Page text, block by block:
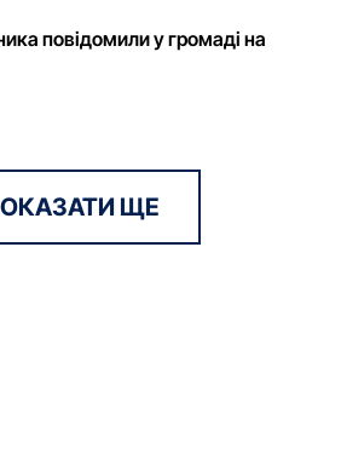
повідомили у громаді на
ЩЕ